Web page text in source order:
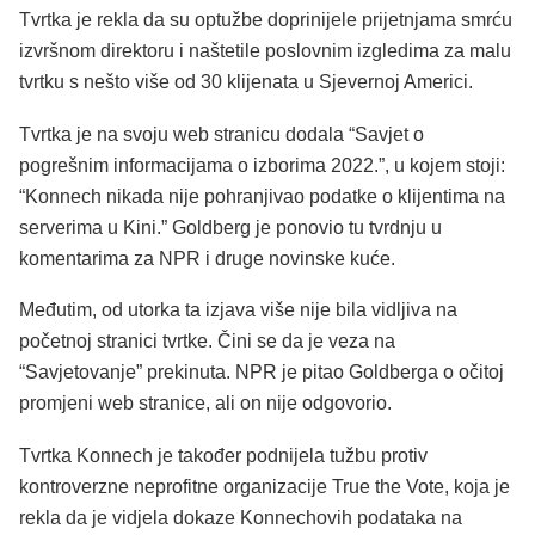
Tvrtka je rekla da su optužbe doprinijele prijetnjama smrću
izvršnom direktoru i naštetile poslovnim izgledima za malu
tvrtku s nešto više od 30 klijenata u Sjevernoj Americi.
Tvrtka je na svoju web stranicu dodala “Savjet o
pogrešnim informacijama o izborima 2022.”, u kojem stoji:
“Konnech nikada nije pohranjivao podatke o klijentima na
serverima u Kini.” Goldberg je ponovio tu tvrdnju u
komentarima za NPR i druge novinske kuće.
Međutim, od utorka ta izjava više nije bila vidljiva na
početnoj stranici tvrtke. Čini se da je veza na
“Savjetovanje” prekinuta. NPR je pitao Goldberga o očitoj
promjeni web stranice, ali on nije odgovorio.
Tvrtka Konnech je također podnijela tužbu protiv
kontroverzne neprofitne organizacije True the Vote, koja je
rekla da je vidjela dokaze Konnechovih podataka na